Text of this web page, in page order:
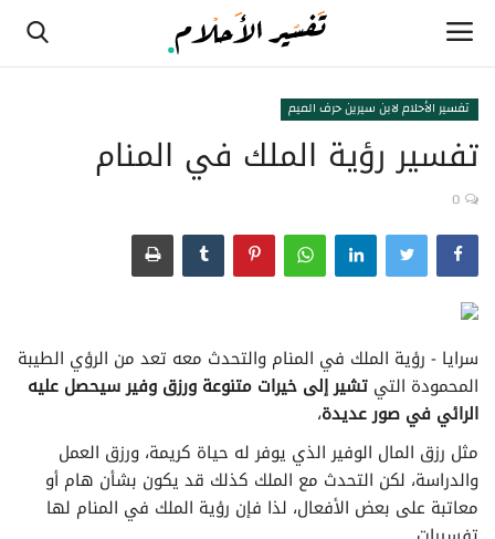
الصفحة الرئيسية
تفسير الأحلام لابن سيرين حرف الألف
تفسير الأحلام لابن سيرين حرف الثاء
تفسير الأحلام لابن سيرين حرف الجيم
تفسير الأحلام لابن سيرين حرف الحاء
تفسير الأحلام لابن سيرين حرف الخاء
تفسير الأحلام لابن سيرين حرف الدال
تفسير الأحلام لابن سيرين حرف الميم
تفسير رؤية الملك في المنام
0
سرايا - رؤية الملك في المنام والتحدث معه تعد من الرؤي الطيبة
المحمودة التي تشير إلى خيرات متنوعة ورزق وفير سيحصل عليه
الرائي في صور عديدة،
مثل رزق المال الوفير الذي يوفر له حياة كريمة، ورزق العمل
والدراسة، لكن التحدث مع الملك كذلك قد يكون بشأن هام أو
معاتبة على بعض الأفعال، لذا فإن رؤية الملك في المنام لها